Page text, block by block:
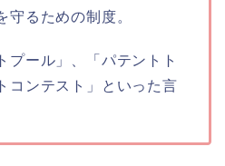
守るための制度。
プール」、「パテントト
コンテスト」といった言